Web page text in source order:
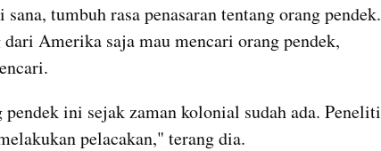
tumbuh rasa penasaran tentang orang pendek.
Amerika saja mau mencari orang pendek,
pendek ini sejak zaman kolonial sudah ada. Peneliti
pelacakan," terang dia.